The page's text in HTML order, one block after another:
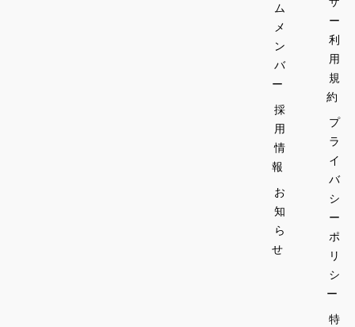
ム
メ
ン
バ
ー
採
用
情
報
お
知
ら
せ
ー
利
用
規
約
プ
ラ
イ
バ
シ
ー
ポ
リ
シ
ー
特